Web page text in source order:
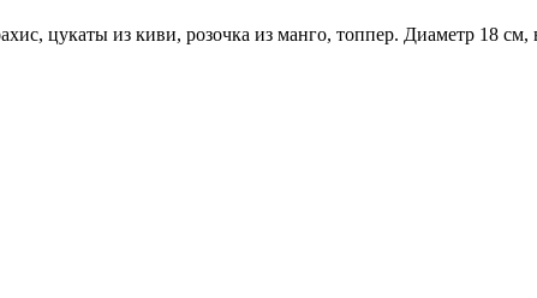
цукаты из киви, розочка из манго, топпер. Диаметр 18 см,